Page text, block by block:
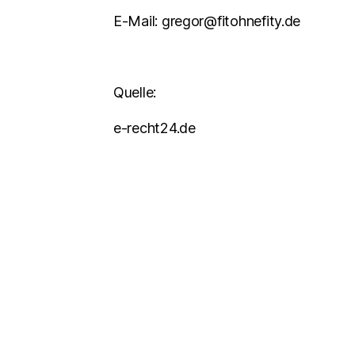
E-Mail: gregor@fitohnefity.de
Quelle:
e-recht24.de